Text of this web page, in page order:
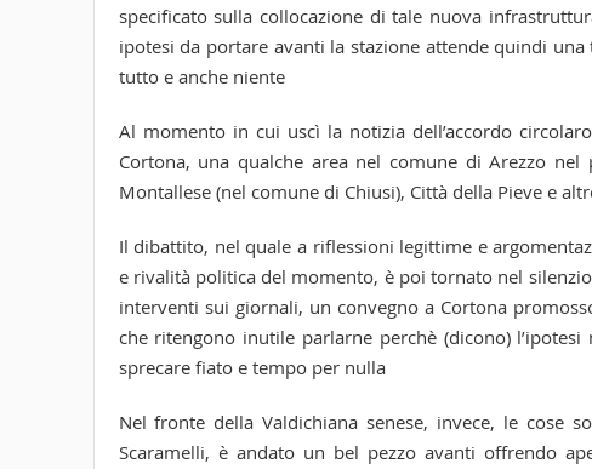
specificato sulla collocazione di tale nuova
ipotesi da portare avanti la stazione attende quindi una
tutto e anche niente
Al momento in cui uscì la notizia dell’accordo
Cortona, una qualche area nel comune di Arezzo
Montallese (nel comune di Chiusi), Città della Pieve e
Il dibattito, nel quale a riflessioni legittime e
e rivalità politica del momento, è poi tornato nel
interventi sui giornali, un convegno a Cortona
che ritengono inutile parlarne perchè (dicono)
sprecare fiato e tempo per nulla
Nel fronte della Valdichiana senese, invece, le cose
Scaramelli, è andato un bel pezzo avanti offrendo